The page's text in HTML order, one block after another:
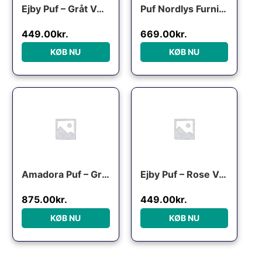
Ejby Puf – Gråt Velour
449.00kr.
KØB NU
Puf Nordlys Furniture Fuji blå fløjl Ø42 x H36 cm – siddepuf & fodskammel
669.00kr.
KØB NU
Amadora Puf – Grå velour med sorte ben
875.00kr.
KØB NU
Ejby Puf – Rose Velour
Den oprindelige pris var:
449.00kr.
Den aktuelle
KØB NU